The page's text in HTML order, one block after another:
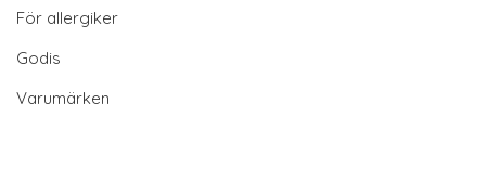
För allergiker
Godis
Varumärken